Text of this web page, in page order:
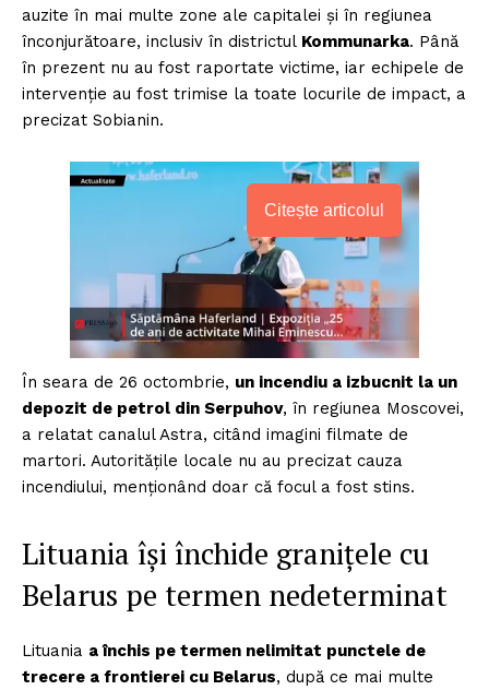
auzite în mai multe zone ale capitalei și în regiunea
înconjurătoare, inclusiv în districtul Kommunarka. Până
în prezent nu au fost raportate victime, iar echipele de
intervenție au fost trimise la toate locurile de impact, a
precizat Sobianin.
Citește articolul
În seara de 26 octombrie, un incendiu a izbucnit la un
depozit de petrol din Serpuhov, în regiunea Moscovei,
a relatat canalul Astra, citând imagini filmate de
martori. Autoritățile locale nu au precizat cauza
incendiului, menționând doar că focul a fost stins.
Lituania își închide granițele cu
Belarus pe termen nedeterminat
Lituania a închis pe termen nelimitat punctele de
trecere a frontierei cu Belarus, după ce mai multe